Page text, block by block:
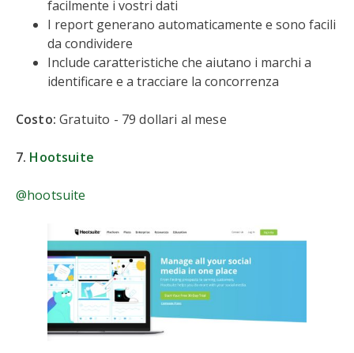
facilmente i vostri dati
I report generano automaticamente e sono facili
da condividere
Include caratteristiche che aiutano i marchi a
identificare e a tracciare la concorrenza
Costo:Gratuito - 79 dollari al mese
7. Hootsuite
@hootsuite